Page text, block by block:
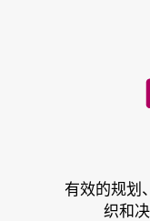
有效的规划
织和